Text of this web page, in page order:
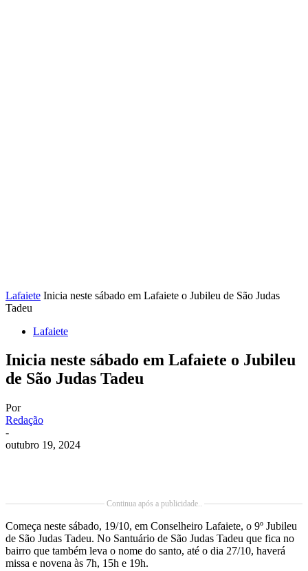
Lafaiete Inicia neste sábado em Lafaiete o Jubileu de São Judas
Tadeu
Lafaiete
Inicia neste sábado em Lafaiete o Jubileu
de São Judas Tadeu
Por
Redação
-
outubro 19, 2024
Continua após a publicidade..
Começa neste sábado, 19/10, em Conselheiro Lafaiete, o 9º Jubileu
de São Judas Tadeu. No Santuário de São Judas Tadeu que fica no
bairro que também leva o nome do santo, até o dia 27/10, haverá
missa e novena às 7h, 15h e 19h.